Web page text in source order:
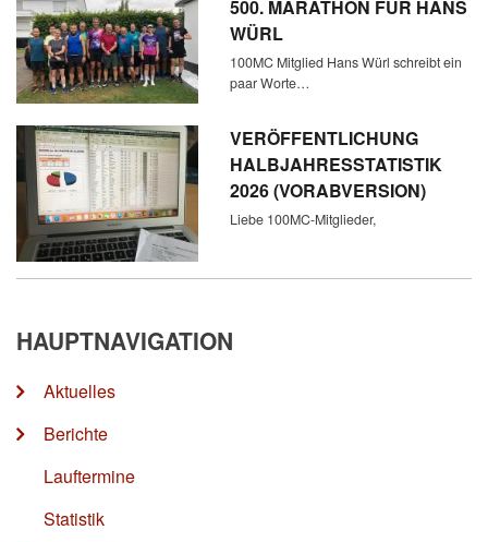
500. MARATHON FÜR HANS
WÜRL
100MC Mitglied Hans Würl schreibt ein
paar Worte…
VERÖFFENTLICHUNG
HALBJAHRESSTATISTIK
2026 (VORABVERSION)
Liebe 100MC-Mitglieder,
HAUPTNAVIGATION
Aktuelles
Berichte
Lauftermine
Statistik